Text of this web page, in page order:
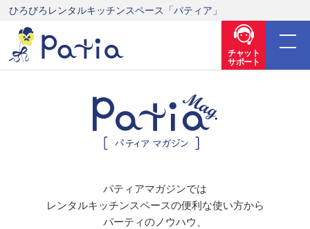
ひろびろレンタルキッチンスペース「パティア」
チャット
サポート
パティアマガジンでは
レンタルキッチンスペースの便利な使い方から
パーティのノウハウ、